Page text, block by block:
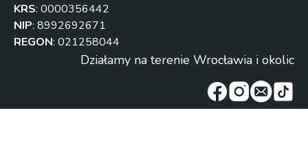
KRS: 0000356442
NIP: 8992692671
REGON: 021258044
Działamy na terenie Wrocławia i okolic